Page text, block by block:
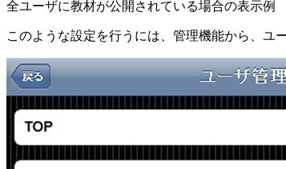
全ユーザに教材が公開されている場合の表示例
このような設定を行うには、管理機能から、ユ